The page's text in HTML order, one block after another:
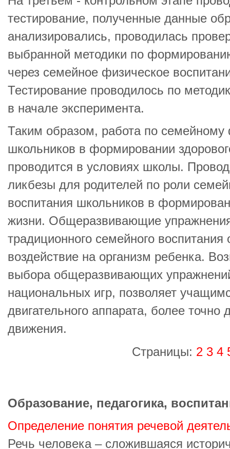
тестирование, полученные данные
анализировались, проводилась
выбранной методики по
через семейное физическое
Тестирование проводилось по
в начале эксперимента.
Таким образом, работа по
школьников в формировании
проводится в условиях школы.
ликбезы для родителей по роли
воспитания школьников в
жизни. Общеразвивающие
традиционного семейного
воздействие на организм ребенка.
выбора общеразвивающих
национальных игр, позволяет
двигательного аппарата, более
движения.
Страницы: 2 3 4
Образование, педагогика,
Определение понятия речевой
Речь человека – сложившаяся